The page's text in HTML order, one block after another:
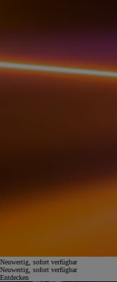
Neuwertig, sofort verfügbar
Neuwertig, sofort verfügbar
Entdecken